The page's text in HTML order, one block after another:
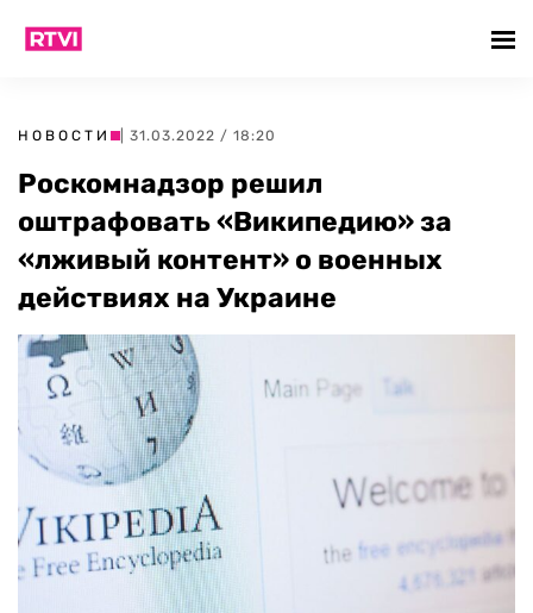
НОВОСТИ | 31.03.2022 / 18:20
Роскомнадзор решил
оштрафовать «Википедию» за
«лживый контент» о военных
действиях на Украине